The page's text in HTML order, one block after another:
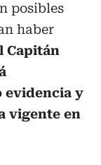
posibles
haber
Capitán
evidencia y
vigente en